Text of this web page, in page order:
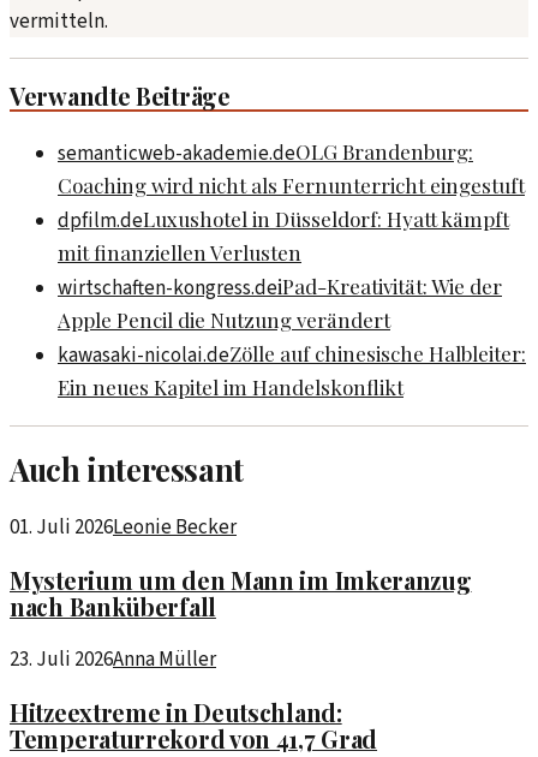
vermitteln.
Verwandte Beiträge
semanticweb-akademie.deOLG Brandenburg:
Coaching wird nicht als Fernunterricht eingestuft
dpfilm.deLuxushotel in Düsseldorf: Hyatt kämpft
mit finanziellen Verlusten
wirtschaften-kongress.deiPad-Kreativität: Wie der
Apple Pencil die Nutzung verändert
kawasaki-nicolai.deZölle auf chinesische Halbleiter:
Ein neues Kapitel im Handelskonflikt
Auch interessant
01. Juli 2026Leonie Becker
Mysterium um den Mann im Imkeranzug
nach Banküberfall
23. Juli 2026Anna Müller
Hitzeextreme in Deutschland:
Temperaturrekord von 41,7 Grad